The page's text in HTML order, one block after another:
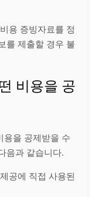
용 증빙자료를 정
를 제출할 경우 불
비용을 공
용을 공제받을 수
음과 같습니다.
공에 직접 사용된